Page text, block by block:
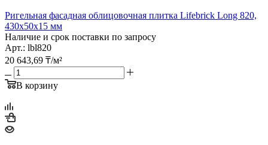
Ригельная фасадная облицовочная плитка Lifebrick Long 820,
430х50х15 мм
Наличие и срок поставки по запросу
Арт.: lbl820
20 643,69 ₸/м²
В корзину